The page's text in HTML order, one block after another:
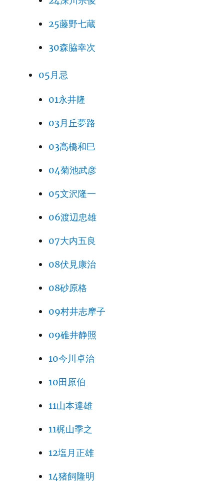
25藤野七蔵
30森脇幸次
05月忌
01永井隆
03月丘夢路
03高橋和巳
04菊池武彦
05文沢隆一
06渡辺忠雄
07大内五良
08伏見康治
08砂原格
09村井志摩子
09碓井静照
10今川卓治
10田原伯
11山本達雄
11梶山季之
12塩月正雄
14猪飼隆明